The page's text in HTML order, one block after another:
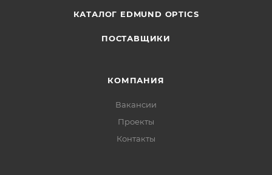
КАТАЛОГ EDMUND OPTICS
ПОСТАВЩИКИ
КОМПАНИЯ
Вакансии
Проекты
Контакты